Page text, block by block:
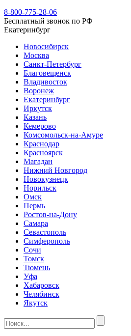
8-800-775-28-06
Бесплатный звонок по РФ
Екатеринбург
Новосибирск
Москва
Санкт-Петербург
Благовещенск
Владивосток
Воронеж
Екатеринбург
Иркутск
Казань
Кемерово
Комсомольск-на-Амуре
Краснодар
Красноярск
Магадан
Нижний Новгород
Новокузнецк
Норильск
Омск
Пермь
Ростов-на-Дону
Самара
Севастополь
Симферополь
Сочи
Томск
Тюмень
Уфа
Хабаровск
Челябинск
Якутск